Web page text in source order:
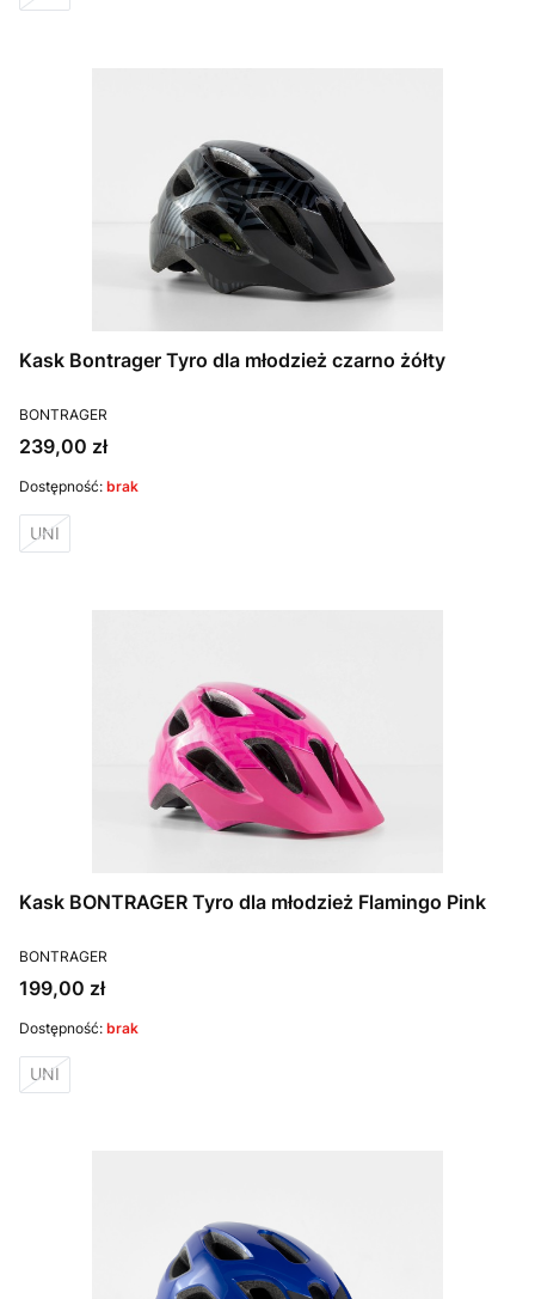
Kask Bontrager Tyro dla młodzież czarno żółty
PRODUCENT
BONTRAGER
Cena
239,00 zł
Dostępność: brak
UNI
Kask BONTRAGER Tyro dla młodzież Flamingo Pink
PRODUCENT
BONTRAGER
Cena
199,00 zł
Dostępność: brak
UNI